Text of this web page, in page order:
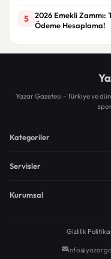
5
2026 Emekli Zammı:
Ödeme Hesaplama!
Yazar Gazetesi - Türkiye ve
Kategoriler
Servisler
Kurumsal
Gizlilik